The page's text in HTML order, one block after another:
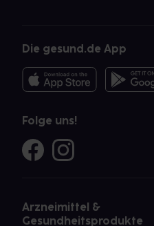
Die gesund.de App
Folge uns!
Arzneimittel &
Gesundheitsprodukte